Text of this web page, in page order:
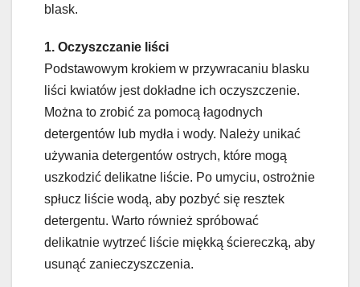
blask.
1. Oczyszczanie liści
Podstawowym krokiem w przywracaniu blasku
liści kwiatów jest dokładne ich oczyszczenie.
Można to zrobić za pomocą łagodnych
detergentów lub mydła i wody. Należy unikać
używania detergentów ostrych, które mogą
uszkodzić delikatne liście. Po umyciu, ostrożnie
spłucz liście wodą, aby pozbyć się resztek
detergentu. Warto również spróbować
delikatnie wytrzeć liście miękką ściereczką, aby
usunąć zanieczyszczenia.